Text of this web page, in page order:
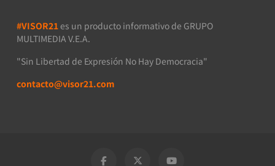
#VISOR21 es un producto informativo de GRUPO
MULTIMEDIA V.E.A.
"Sin Libertad de Expresión No Hay Democracia"
contacto@visor21.com